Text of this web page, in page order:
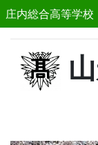
庄内総合高等学校